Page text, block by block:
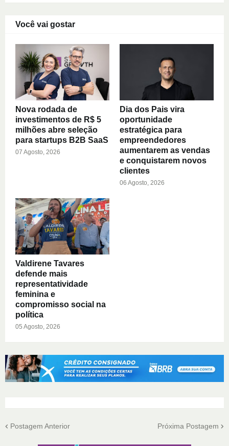
Você vai gostar
Nova rodada de
investimentos de R$ 5
milhões abre seleção
para startups B2B SaaS
07 Agosto, 2026
Dia dos Pais vira
oportunidade
estratégica para
empreendedores
aumentarem as vendas
e conquistarem novos
clientes
06 Agosto, 2026
Valdirene Tavares
defende mais
representatividade
feminina e
compromisso social na
política
05 Agosto, 2026
Postagem Anterior Próxima Postagem